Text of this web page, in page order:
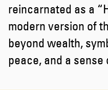
reincarnated as a
modern version of
beyond wealth,
peace, and a sense